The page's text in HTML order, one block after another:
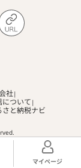
社
ついて
と納税ナビ
マイページ